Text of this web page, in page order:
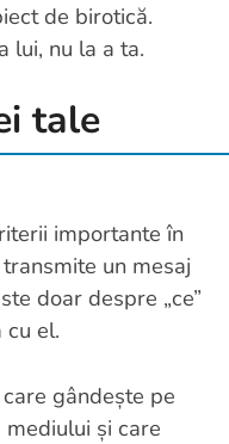
de birotică.
lui, nu la a ta.
tale
importante în
un mesaj
doar despre „ce”
cu el.
gândește pe
și care